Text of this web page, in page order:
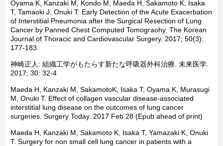
Oyama K, Kanzaki M, Kondo M, Maeda H, Sakamoto K, Isaka
T, Tamaoki J, Onuki T: Early Detection of the Acute Exacerbation
of Interstitial Pneumonia after the Surgical Resection of Lung
Cancer by Panned Chest Computed Tomograohy. The Korean
Journal of Thoracic and Cardiovascular Surgery. 2017; 50(3):
177-183.
神崎正人: 組織工学がもたらす新たな呼吸器外科治療. 未来医学.
2017; 30: 32-4
Maeda H, Kanzaki M, SakamotoK, Isaka T, Oyama K, Murasugi
M, Onuki T. Effect of collagen vascular disease-associated
interstitial lung disease on the outcomes of lung cancer
surgeries. Surgery Today. 2017 Feb 28 (Epub ahead of print)
Maeda H, Kanzaki M, Sakamoto K, Isaka T, Yamazaki K, Onuki
T. Surgery for non small cell lung cancer in patients with a